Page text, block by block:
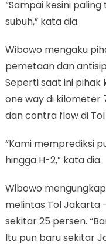
“Sampai kesini
subuh,” kata dia.
Wibowo mengaku
pemetaan dan
Seperti saat ini
one way di kilometer
dan contra flow di
“Kami memprediksi
hingga H-2,” kata dia.
Wibowo
melintas Tol Jakarta
sekitar 25 persen.
Itu pun baru sekitar